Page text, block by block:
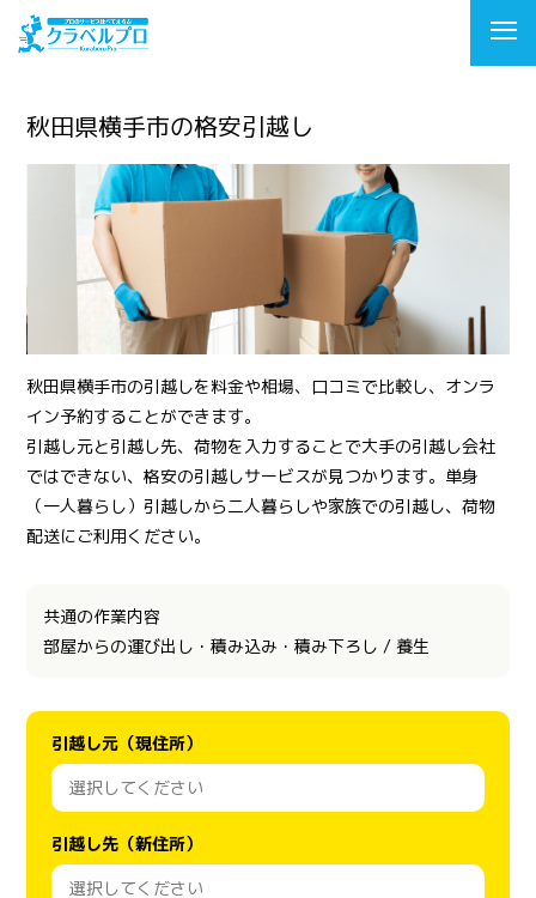
秋田県横手市の格安引越し
秋田県横手市の引越しを料金や相場、口コミで比較し、オンラ
イン予約することができます。
引越し元と引越し先、荷物を入力することで大手の引越し会社
ではできない、格安の引越しサービスが見つかります。単身
（一人暮らし）引越しから二人暮らしや家族での引越し、荷物
配送にご利用ください。
共通の作業内容
部屋からの運び出し・積み込み・積み下ろし / 養生
引越し元（現住所）
引越し先（新住所）